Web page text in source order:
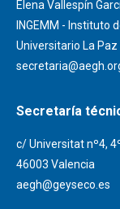
Elena Vallespín
INGEMM - Instituto
Universitario La Paz
Secretaría
c/ Universitat nº4,
46003 Valencia
aegh@geyseco.es